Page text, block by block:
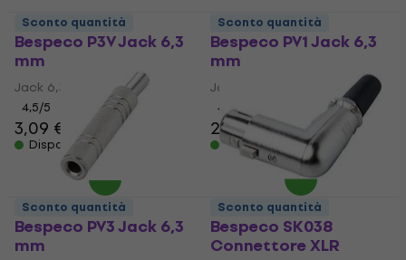
Bespeco P3V Jack 6,3
mm
Jack 6,3 mm
4,5/5
3,09 €
Disponibile
Bespeco PV1 Jack 6,3
mm
Jack 6,3 mm
4,3/5
2,79 €
Disponibile
Sconto quantità
Bespeco PV3 Jack 6,3
mm
Sconto quantità
Bespeco SK038
Connettore XLR
Sconto quantità Sconto quantità